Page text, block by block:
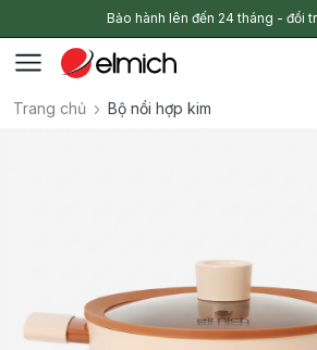
Bảo hành lên đến 24 tháng - đổi
Trang chủ Bộ nồi hợp kim